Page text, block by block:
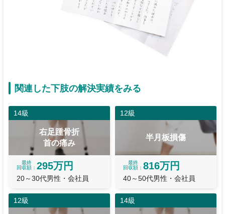
関連した下肢の解決実績をみる
14級
右足踵骨折
首の痛み
最終
回収額
295万円
20～30代男性・会社員
12級
半月板損傷
最終
回収額
816万円
40～50代男性・会社員
12級 14級